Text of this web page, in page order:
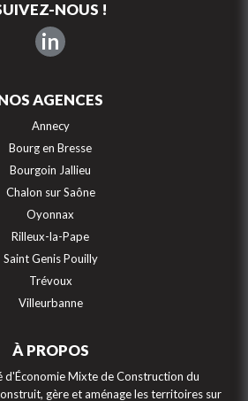
NOUS !
in
AGENCES
Annecy
Bourg en Bresse
Bourgoin Jallieu
Chalon sur Saône
Oyonnax
Rilleux-la-Pape
Saint Genis Pouilly
Trévoux
Villeurbanne
À PROPOS
d'Économie Mixte de Construction du
gère et aménage les territoires sur